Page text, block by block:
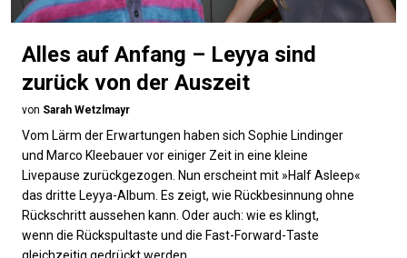
Alles auf Anfang – Leyya sind
zurück von der Auszeit
von Sarah Wetzlmayr
Vom Lärm der Erwartungen haben sich Sophie Lindinger
und Marco Kleebauer vor einiger Zeit in eine kleine
Livepause zurückgezogen. Nun erscheint mit »Half Asleep«
das dritte Leyya-Album. Es zeigt, wie Rückbesinnung ohne
Rückschritt aussehen kann. Oder auch: wie es klingt,
wenn die Rückspultaste und die Fast-Forward-Taste